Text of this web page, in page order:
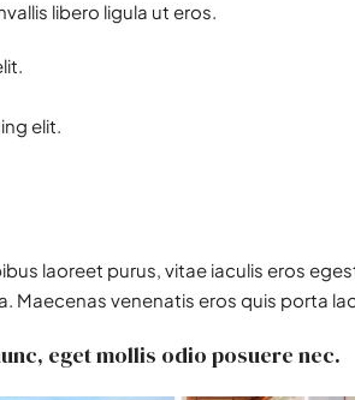
libero ligula ut eros.
elit.
laoreet purus, vitae iaculis eros
Maecenas venenatis eros quis porta
eget mollis odio posuere nec.